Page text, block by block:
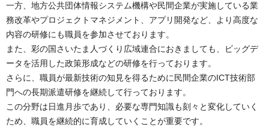
一方、地方公共団体情報システム機構や民間企業が実施している業
務改革やプロジェクトマネジメント、アプリ開発など、より高度な
内容の研修にも職員を参加させております。
また、彩の国さいたま人づくり広域連合におきましても、ビッグデ
ータを活用した政策形成などの研修を行っております。
さらに、職員が最新技術の知見を得るために民間企業のICT技術部
門への長期派遣研修を継続して行っております。
この分野は日進月歩であり、必要な専門知識も刻々と変化していく
ため、職員を継続的に育成していくことが重要です。